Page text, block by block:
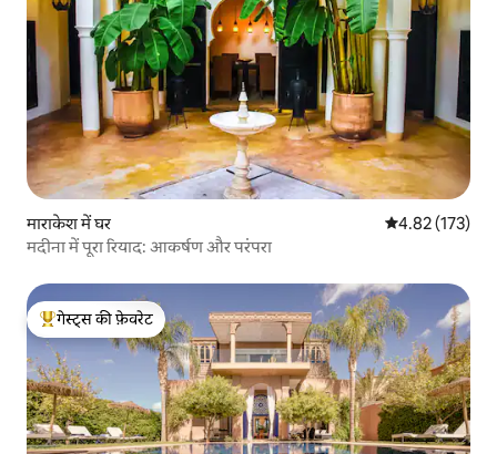
माराकेश में घर औसत रेटिंग 5 में से
4.82 (173)
मदीना में पूरा रियाद: आकर्षण और परंपरा
गेस्ट्स का टॉप फ़ेवरेट
गेस्ट्स की फ़ेवरेट